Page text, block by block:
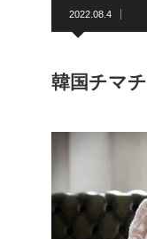
2022.08.4
韓国チマ